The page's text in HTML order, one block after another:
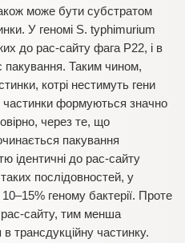
може бути субстратом
У геномі S. typhimurium
до pac-сайту фага P22, і в
пакування. Таким чином,
котрі нестимуть гени
частинки формуються значно
через те, що
пакування
ідентичні до pac-сайту
послідовностей, у
геному бактерії. Проте
pac-сайту, тим менша
в трансдукційну частинку.